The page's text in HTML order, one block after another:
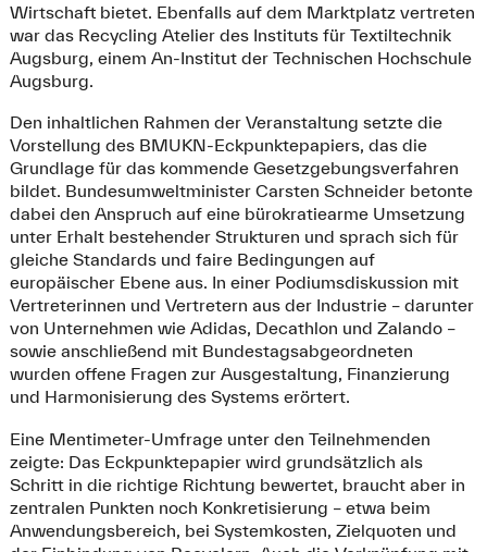
Wirtschaft bietet. Ebenfalls auf dem Marktplatz vertreten
war das Recycling Atelier des Instituts für Textiltechnik
Augsburg, einem An-Institut der Technischen Hochschule
Augsburg.
Den inhaltlichen Rahmen der Veranstaltung setzte die
Vorstellung des BMUKN-Eckpunktepapiers, das die
Grundlage für das kommende Gesetzgebungsverfahren
bildet. Bundesumweltminister Carsten Schneider betonte
dabei den Anspruch auf eine bürokratiearme Umsetzung
unter Erhalt bestehender Strukturen und sprach sich für
gleiche Standards und faire Bedingungen auf
europäischer Ebene aus. In einer Podiumsdiskussion mit
Vertreterinnen und Vertretern aus der Industrie – darunter
von Unternehmen wie Adidas, Decathlon und Zalando –
sowie anschließend mit Bundestagsabgeordneten
wurden offene Fragen zur Ausgestaltung, Finanzierung
und Harmonisierung des Systems erörtert.
Eine Mentimeter-Umfrage unter den Teilnehmenden
zeigte: Das Eckpunktepapier wird grundsätzlich als
Schritt in die richtige Richtung bewertet, braucht aber in
zentralen Punkten noch Konkretisierung – etwa beim
Anwendungsbereich, bei Systemkosten, Zielquoten und